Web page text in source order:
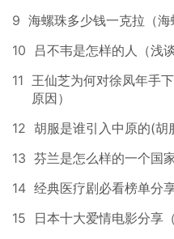
9 海螺珠多少钱一克拉（海
10
吕不韦是怎样的人（浅
11 王仙芝为何对徐凤年手
原因）
12 胡服是谁引入中原的(胡
13 芬兰是怎么样的一个国
14 经典医疗剧必看榜单分
15
日本十大爱情电影分享